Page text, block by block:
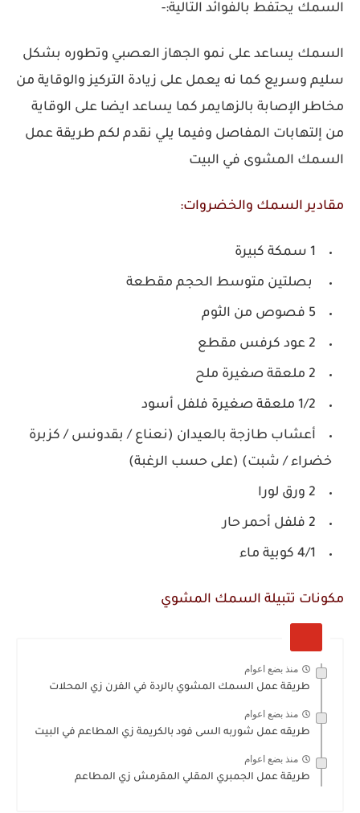
السمك يحتفط بالفوائد التالية:-
السمك يساعد على نمو الجهاز العصبي وتطوره بشكل
سليم وسريع كما نه يعمل على زيادة التركيز والوقاية من
مخاطر الإصابة بالزهايمر كما يساعد ايضا على الوقاية
من إلتهابات المفاصل وفيما يلي نقدم لكم طريقة عمل
السمك المشوى في البيت
مقادير السمك والخضروات:
1 سمكة كبيرة
بصلتين متوسط الحجم مقطعة
5 فصوص من الثوم
2 عود كرفس مقطع
2 ملعقة صغيرة ملح
1/2 ملعقة صغيرة فلفل أسود
أعشاب طازجة بالعيدان (نعناع / بقدونس / كزبرة
خضراء / شبت) (على حسب الرغبة)
2 ورق لورا
2 فلفل أحمر حار
4/1 كوبية ماء
مكونات تتبيلة السمك المشوي
منذ بضع اعوام
طريقة عمل السمك المشوي بالردة في الفرن زي المحلات
منذ بضع اعوام
طريقه عمل شوربه السى فود بالكريمة زي المطاعم في البيت
منذ بضع اعوام
طريقة عمل الجمبري المقلي المقرمش زي المطاعم